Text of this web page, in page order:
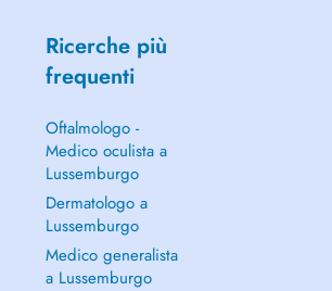
Ricerche più
frequenti
Oftalmologo -
Medico oculista a
Lussemburgo
Dermatologo a
Lussemburgo
Medico generalista
a Lussemburgo